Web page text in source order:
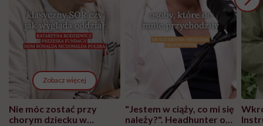
Zobacz więcej
Nie móc zostać przy
chorym dziecku w
"Jestem w ciąży, co mi się
należy?". Headhunter o